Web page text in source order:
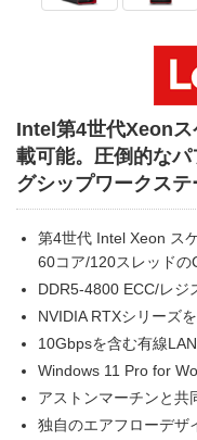
Intel第4世代Xeon
載可能。圧倒的な
グシップワークス
第4世代 Intel Xeon ス
60コア/120スレッドの
DDR5-4800 ECC/レジ
NVIDIA RTXシリーズ
10Gbpsを含む有線
Windows 11 Pro for
アストンマーチンと共
独自のエアフローデザ